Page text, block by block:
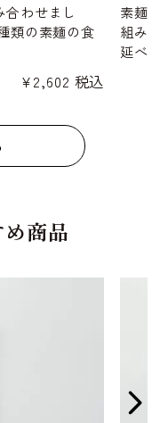
¥2,602 税込
合わせまし
類の素麺の食
素麺以
組み合
延べの
商品